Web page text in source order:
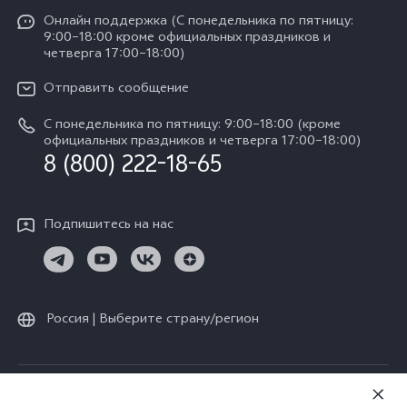
Y11d
V40 Lite
Y04s
Funtouch OS
Сервисные центры
IMEI аутентификация
Запрос стоимости запчастей
Обновление системы
Скачать LUT для Log-восстановления
Пресс-центр
Карьера в vivo
Юридическая информация
О нас
Социальная ответственность
Oнлайн поддержка (С понедельника по пятницу:
9:00–18:00 кроме официальных праздников и
четверга 17:00–18:00)
Отправить сообщение
С понедельника по пятницу: 9:00–18:00 (кроме
официальных праздников и четверга 17:00–18:00)
8 (800) 222-18-65
Подпишитесь на нас
Россия | Выберите страну/регион